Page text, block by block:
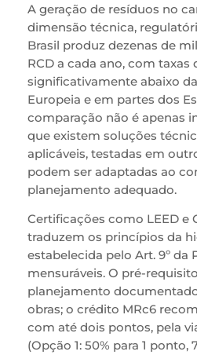
A geração de resíduos no
dimensão técnica,
Brasil produz dezenas de
RCD a cada ano, com
significativamente abaixo
Europeia e em partes dos
comparação não é apenas
que existem soluções
aplicáveis, testadas em
podem ser adaptadas ao
planejamento adequado.
Certificações como LEED e
traduzem os princípios da
estabelecida pelo Art. 9º da
mensuráveis. O pré-
planejamento
obras; o crédito MRc6
com até dois pontos, pela
(Opção 1: 50% para 1 ponto,